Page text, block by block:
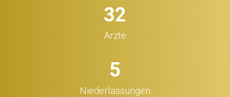
32
Ärzte
5
Niederlassungen